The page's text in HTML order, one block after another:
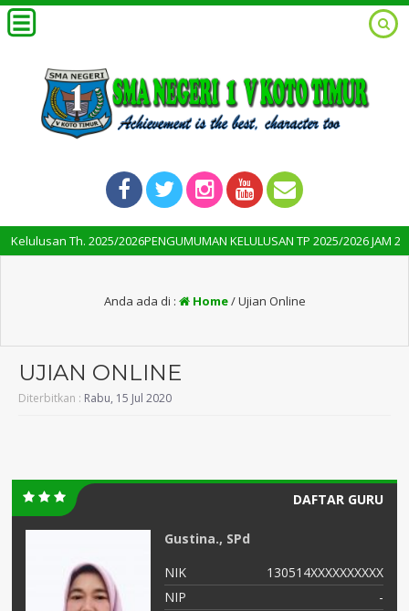
Th. 2025/2026PENGUMUMAN KELULUSAN TP 2025/2026 JAM 21.00 WIB
Anda ada di : Home/Ujian Online
UJIAN ONLINE
Diterbitkan : Rabu, 15 Jul 2020
DAFTAR GURU
Gustina., SPd
NIK
130514XXXXXXXXXX
NIP
-